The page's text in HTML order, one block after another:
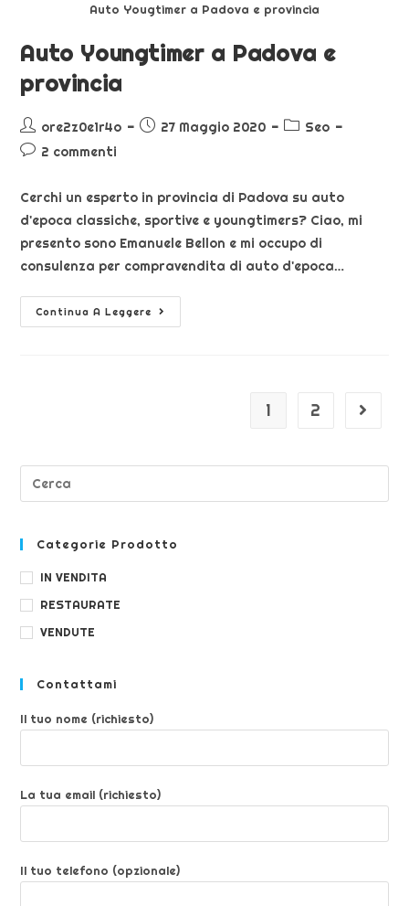
Auto Yougtimer a Padova e provincia
Auto Youngtimer a Padova e
provincia
ore2z0e1r4o 27 Maggio 2020
Seo
2 commenti
Cerchi un esperto in provincia di Padova su auto
d'epoca classiche, sportive e youngtimers? Ciao, mi
presento sono Emanuele Bellon e mi occupo di
consulenza per compravendita di auto d'epoca…
Continua A Leggere
1 2
Categorie Prodotto
IN VENDITA
RESTAURATE
VENDUTE
Contattami
Il tuo nome (richiesto)
La tua email (richiesto)
Il tuo telefono (opzionale)